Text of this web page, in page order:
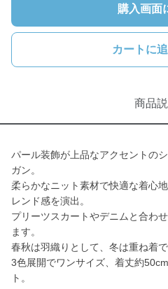
購入画面
カートに
商品
パール装飾が上品なアクセントの
ガン。
柔らかなニット素材で快適な着心
レンド感を演出。
プリーツスカートやデニムと合わ
ます。
春秋は羽織りとして、冬は重ね着
3色展開でワンサイズ、着丈約
ト。